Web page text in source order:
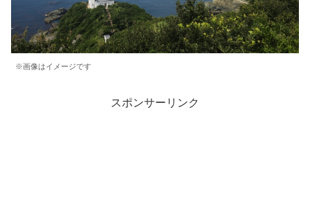
※画像はイメージです
スポンサーリンク